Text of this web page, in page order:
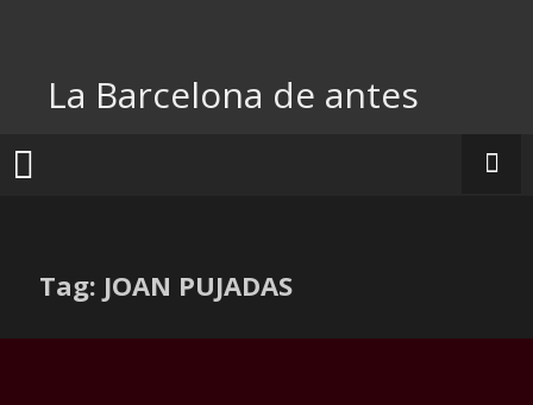
La Barcelona de antes
Tag: JOAN PUJADAS